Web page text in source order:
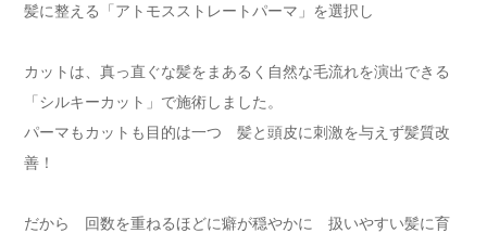
髪に整える「アトモスストレートパーマ」を選択し
カットは、真っ直ぐな髪をまあるく自然な毛流れを演出できる
「シルキーカット」で施術しました。
パーマもカットも目的は一つ 髪と頭皮に刺激を与えず髪質改
善！
だから 回数を重ねるほどに癖が穏やかに 扱いやすい髪に育